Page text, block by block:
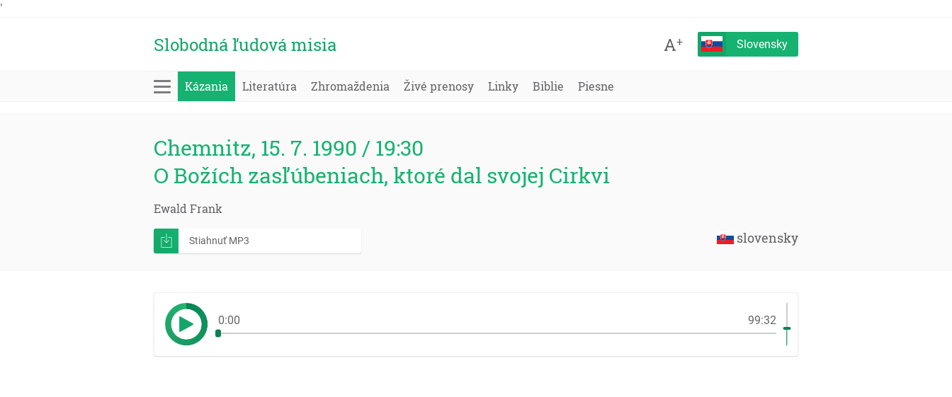
'
Slobodná ľudová misia A+ Slovensky
Kázania Literatúra Zhromaždenia Živé prenosy Linky Biblie Piesne
Chemnitz, 15. 7. 1990 / 19:30
O Božích zasľúbeniach, ktoré dal svojej Cirkvi
Ewald Frank
slovensky
Stiahnuť MP3
0:00 99:32